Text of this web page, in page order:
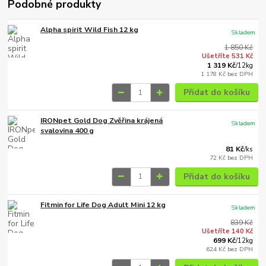
Podobné produkty
Alpha spirit Wild Fish 12 kg
1 850 Kč
Ušetříte 531 Kč
1 319 Kč/12kg
1 178 Kč bez DPH
Skladem
Přidat do košíku
IRONpet Gold Dog Zvěřina krájená
svalovina 400 g
81 Kč/ks
72 Kč bez DPH
Skladem
Přidat do košíku
Fitmin for Life Dog Adult Mini 12 kg
839 Kč
Ušetříte 140 Kč
699 Kč/12kg
624 Kč bez DPH
Skladem